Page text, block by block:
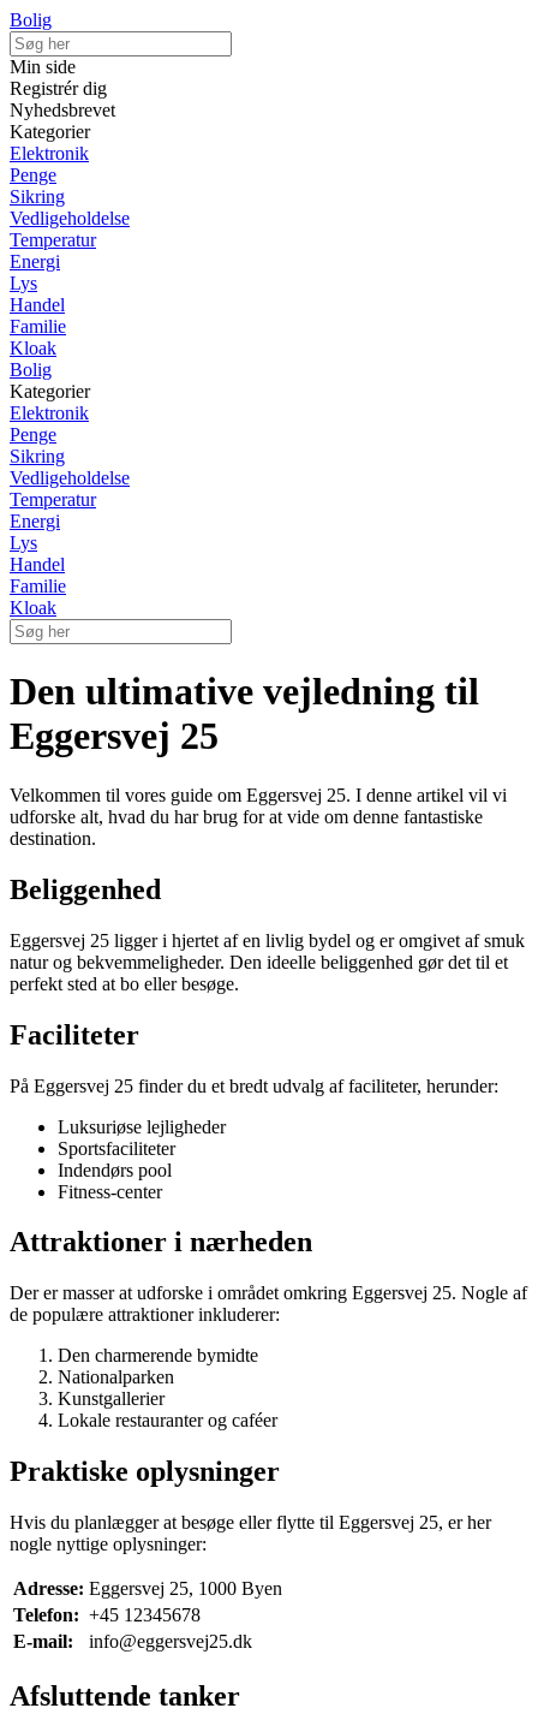
Bolig
Min side
Registrér dig
Nyhedsbrevet
Kategorier
Elektronik
Penge
Sikring
Vedligeholdelse
Temperatur
Energi
Lys
Handel
Familie
Kloak
Bolig
Kategorier
Elektronik
Penge
Sikring
Vedligeholdelse
Temperatur
Energi
Lys
Handel
Familie
Kloak
Den ultimative vejledning til
Eggersvej 25
Velkommen til vores guide om Eggersvej 25. I denne artikel vil vi
udforske alt, hvad du har brug for at vide om denne fantastiske
destination.
Beliggenhed
Eggersvej 25 ligger i hjertet af en livlig bydel og er omgivet af smuk
natur og bekvemmeligheder. Den ideelle beliggenhed gør det til et
perfekt sted at bo eller besøge.
Faciliteter
På Eggersvej 25 finder du et bredt udvalg af faciliteter, herunder:
Luksuriøse lejligheder
Sportsfaciliteter
Indendørs pool
Fitness-center
Attraktioner i nærheden
Der er masser at udforske i området omkring Eggersvej 25. Nogle af
de populære attraktioner inkluderer:
Den charmerende bymidte
Nationalparken
Kunstgallerier
Lokale restauranter og caféer
Praktiske oplysninger
Hvis du planlægger at besøge eller flytte til Eggersvej 25, er her
nogle nyttige oplysninger:
Adresse: Eggersvej 25, 1000 Byen
Telefon: +45 12345678
E-mail:
info@eggersvej25.dk
Afsluttende tanker